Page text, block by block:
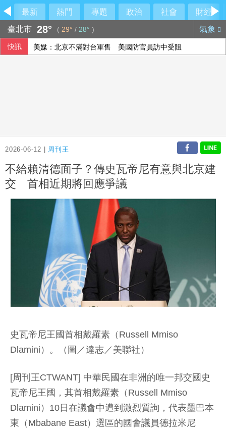
最新 熱門 專題 政治 社會
財經
臺北市 28° ( 29° / 28° ) 氣象
快訊 美媒：北京不滿對台軍售 美國防官員訪中受阻
2026-06-12 | 周刊王
不給賴清德面子？傳史瓦帝尼有意與北京建
交 首相近期將回應爭議
史瓦帝尼王國首相戴羅素（Russell Mmiso
Dlamini）。（圖／達志／美聯社）
[周刊王CTWANT] 中華民國在非洲的唯一邦交國史
瓦帝尼王國，其首相戴羅素（Russell Mmiso
Dlamini）10日在議會中遭到激烈質詢，代表墨巴本
東（Mbabane East）選區的國會議員德拉米尼